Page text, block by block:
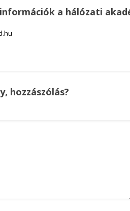
a hálózati
hozzászólás?